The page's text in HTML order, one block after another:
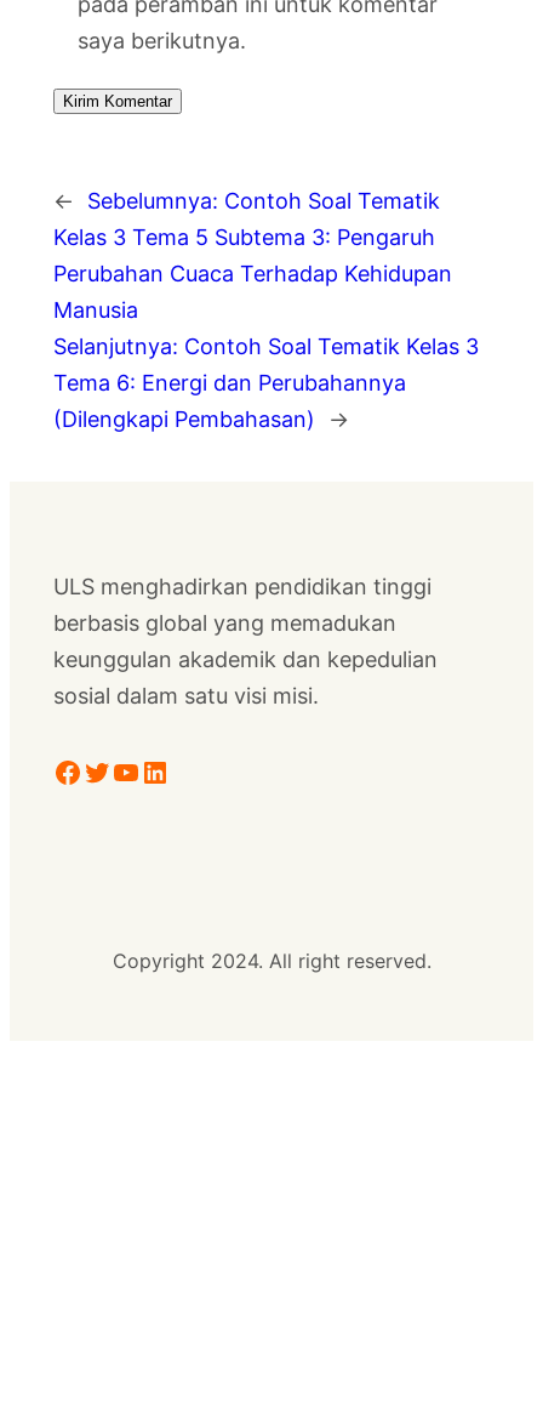
saya berikutnya.
← Sebelumnya: Contoh Soal Tematik
Kelas 3 Tema 5 Subtema 3: Pengaruh
Perubahan Cuaca Terhadap Kehidupan
Manusia
Selanjutnya: Contoh Soal Tematik Kelas 3
Tema 6: Energi dan Perubahannya
(Dilengkapi Pembahasan)
→
ULS menghadirkan pendidikan tinggi
berbasis global yang memadukan
keunggulan akademik dan kepedulian
sosial dalam satu visi misi.
Facebook Twitter YouTube LinkedIn
Copyright 2024. All right reserved.